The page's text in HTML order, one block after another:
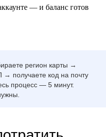
— и баланс готов
регион карты →
→ получаете код на почту
процесс — 5 минут.